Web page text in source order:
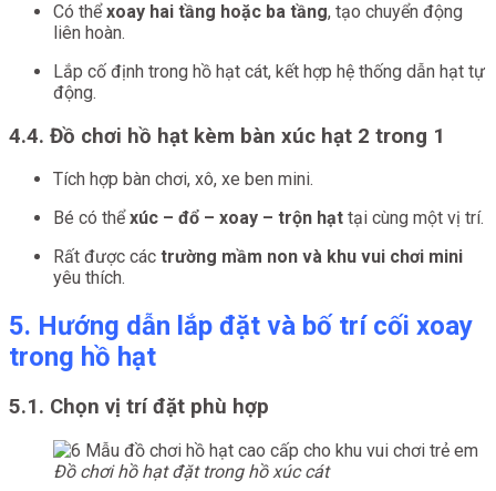
Có thểxoay hai tầng hoặc ba tầng, tạo chuyển động
liên hoàn.
Lắp cố định trong hồ hạt cát, kết hợp hệ thống dẫn hạt tự
động.
4.4. Đồ chơi hồ hạt kèm bàn xúc hạt 2 trong 1
Tích hợp bàn chơi, xô, xe ben mini.
Bé có thểxúc – đổ – xoay – trộn hạt tại cùng một vị trí.
Rất được các trường mầm non và khu vui chơi mini
yêu thích.
5. Hướng dẫn lắp đặt và bố trí cối xoay
trong hồ hạt
5.1. Chọn vị trí đặt phù hợp
Đồ chơi hồ hạt đặt trong hồ xúc cát